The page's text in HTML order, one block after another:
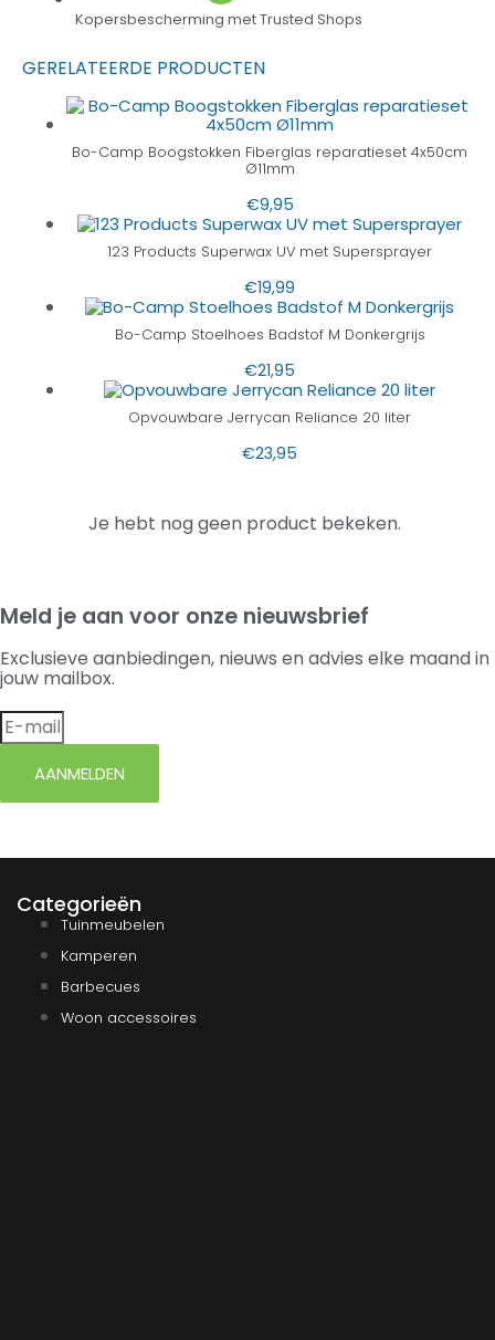
Kopersbescherming met Trusted Shops
GERELATEERDE PRODUCTEN
Bo-Camp Boogstokken Fiberglas reparatieset 4x50cm
Ø11mm
€9,95
123 Products Superwax UV met Supersprayer
€19,99
Bo-Camp Stoelhoes Badstof M Donkergrijs
€21,95
Opvouwbare Jerrycan Reliance 20 liter
€23,95
Je hebt nog geen product bekeken.
Meld je aan voor onze nieuwsbrief
Exclusieve aanbiedingen, nieuws en advies elke maand in
jouw mailbox.
AANMELDEN
Categorieën
Tuinmeubelen
Kamperen
Barbecues
Woon accessoires